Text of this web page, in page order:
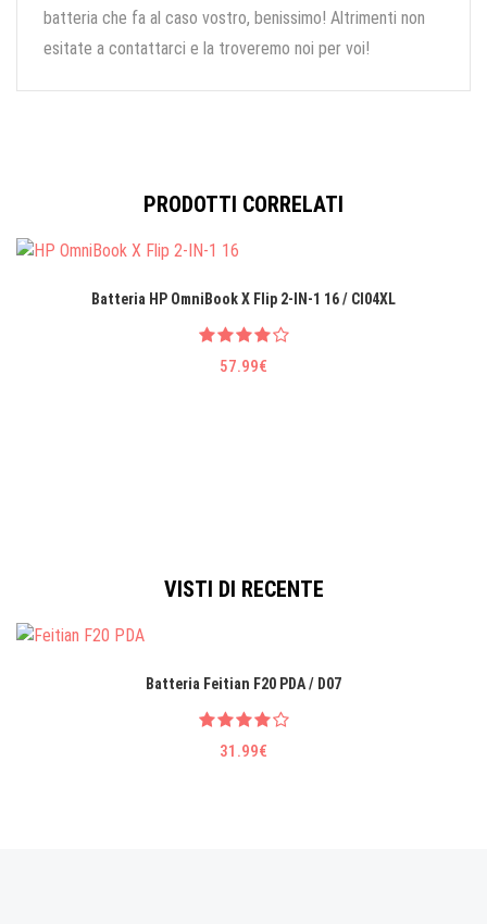
batteria che fa al caso vostro, benissimo! Altrimenti non
esitate a contattarci e la troveremo noi per voi!
PRODOTTI CORRELATI
Batteria HP OmniBook X Flip 2-IN-1 16 / CI04XL
57.99€
VISTI DI RECENTE
Batteria Feitian F20 PDA / D07
31.99€